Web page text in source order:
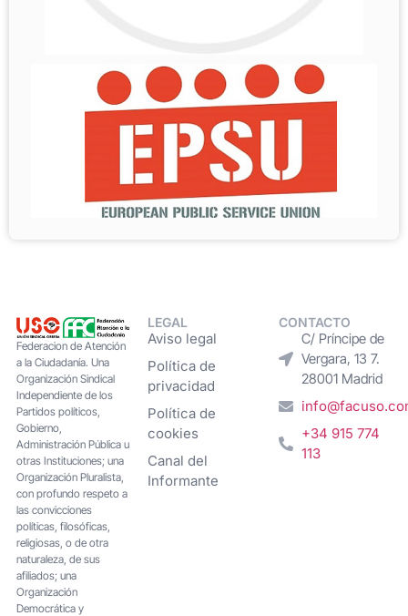
Federacion de Atención
a la Ciudadanía. Una
Organización Sindical
Independiente de los
Partidos políticos,
Gobierno,
Administración Pública u
otras Instituciones; una
Organización Pluralista,
con profundo respeto a
las convicciones
políticas, filosóficas,
religiosas, o de otra
naturaleza, de sus
afiliados; una
Organización
Democrática y
LEGAL
Aviso legal
Política de
privacidad
Política de
cookies
Canal del
Informante
CONTACTO
C/ Príncipe de
Vergara, 13 7.
28001 Madrid
+34 915 774
113